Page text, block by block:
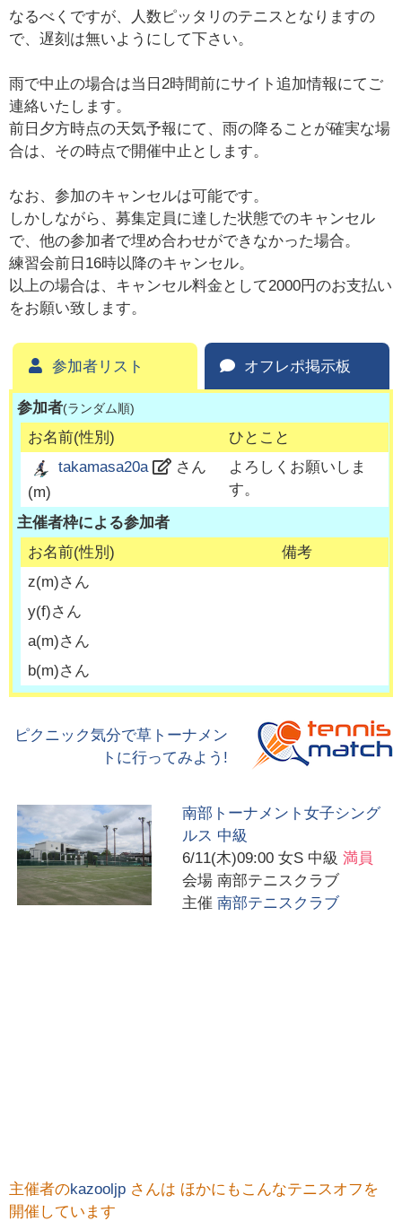
なるべくですが、人数ピッタリのテニスとなりますの
で、遅刻は無いようにして下さい。
雨で中止の場合は当日2時間前にサイト追加情報にてご
連絡いたします。
前日夕方時点の天気予報にて、雨の降ることが確実な場
合は、その時点で開催中止とします。
なお、参加のキャンセルは可能です。
しかしながら、募集定員に達した状態でのキャンセル
で、他の参加者で埋め合わせができなかった場合。
練習会前日16時以降のキャンセル。
以上の場合は、キャンセル料金として2000円のお支払い
をお願い致します。
参加者リスト オフレポ掲示板
参加者(ランダム順)
お名前(性別)
ひとこと
takamasa20a
さん
(m)
よろしくお願いしま
す。
主催者枠による参加者
お名前(性別)
備考
z(m)さん
y(f)さん
a(m)さん
b(m)さん
ピクニック気分で草トーナメン
トに行ってみよう!
南部トーナメント女子シング
ルス 中級
6/11(木)09:00 女S 中級 満員
会場 南部テニスクラブ
主催 南部テニスクラブ
主催者のkazooljp さんは ほかにもこんなテニスオフを
開催しています